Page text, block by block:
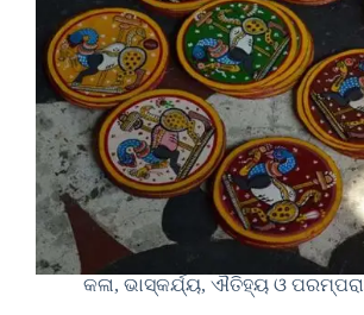
କଳା, ଭାସ୍କର୍ଯ୍ୟ, ଐତିହ୍ୟ ଓ ପରମ୍ପରା